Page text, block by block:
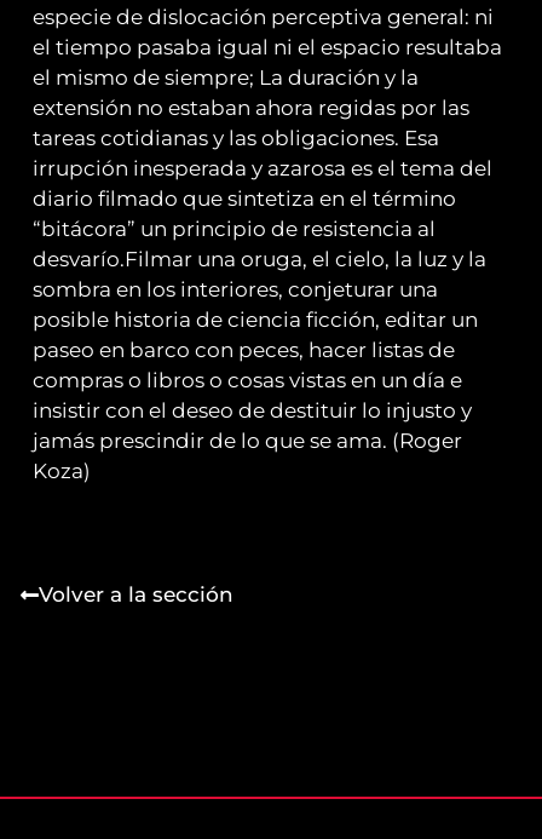
especie de dislocación perceptiva general: ni
el tiempo pasaba igual ni el espacio resultaba
el mismo de siempre; La duración y la
extensión no estaban ahora regidas por las
tareas cotidianas y las obligaciones. Esa
irrupción inesperada y azarosa es el tema del
diario filmado que sintetiza en el término
“bitácora” un principio de resistencia al
desvarío.Filmar una oruga, el cielo, la luz y la
sombra en los interiores, conjeturar una
posible historia de ciencia ficción, editar un
paseo en barco con peces, hacer listas de
compras o libros o cosas vistas en un día e
insistir con el deseo de destituir lo injusto y
jamás prescindir de lo que se ama. (Roger
Koza)
Volver a la sección